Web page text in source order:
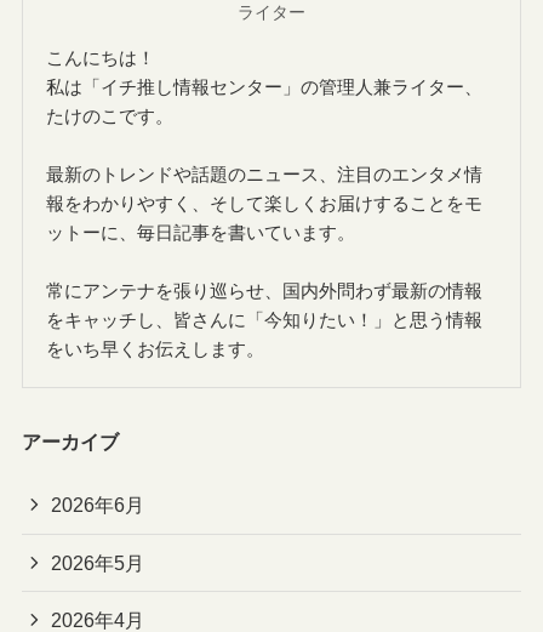
ライター
こんにちは！
私は「イチ推し情報センター」の管理人兼ライター、
たけのこです。
最新のトレンドや話題のニュース、注目のエンタメ情
報をわかりやすく、そして楽しくお届けすることをモ
ットーに、毎日記事を書いています。
常にアンテナを張り巡らせ、国内外問わず最新の情報
をキャッチし、皆さんに「今知りたい！」と思う情報
をいち早くお伝えします。
アーカイブ
2026年6月
2026年5月
2026年4月